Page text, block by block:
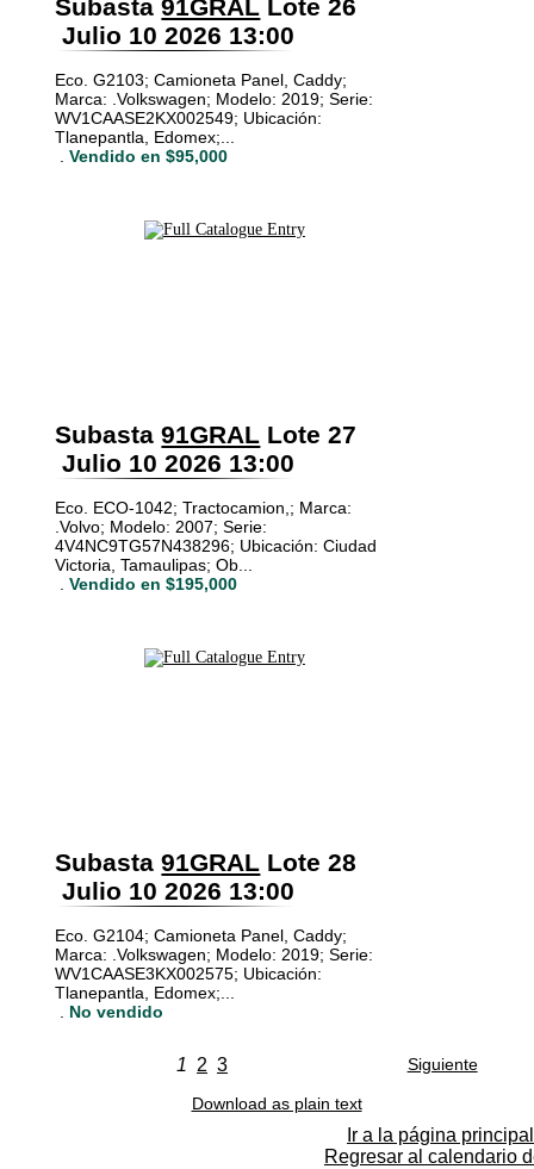
Subasta 91GRAL Lote 26
Julio 10 2026 13:00
Eco. G2103; Camioneta Panel, Caddy;
Marca: .Volkswagen; Modelo: 2019; Serie:
WV1CAASE2KX002549; Ubicación:
Tlanepantla, Edomex;...
Vendido en $95,000
Subasta 91GRAL Lote 27
Julio 10 2026 13:00
Eco. ECO-1042; Tractocamion,; Marca:
.Volvo; Modelo: 2007; Serie:
4V4NC9TG57N438296; Ubicación: Ciudad
Victoria, Tamaulipas; Ob...
Vendido en $195,000
Subasta 91GRAL Lote 28
Julio 10 2026 13:00
Eco. G2104; Camioneta Panel, Caddy;
Marca: .Volkswagen; Modelo: 2019; Serie:
WV1CAASE3KX002575; Ubicación:
Tlanepantla, Edomex;...
No vendido
1 2 3 Siguiente
Download as plain text
Ir a la página principal
Regresar al calendario